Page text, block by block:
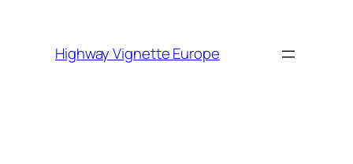
Highway Vignette Europe